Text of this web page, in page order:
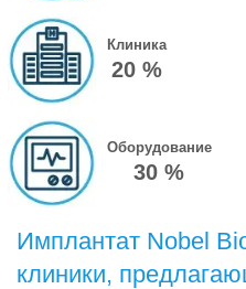
Клиника
20 %
Оборудование
30 %
Имплантат Nobel
клиники,